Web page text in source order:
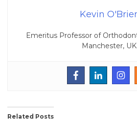
Kevin
Emeritus Professor of
Manchester, UK.
Related Posts